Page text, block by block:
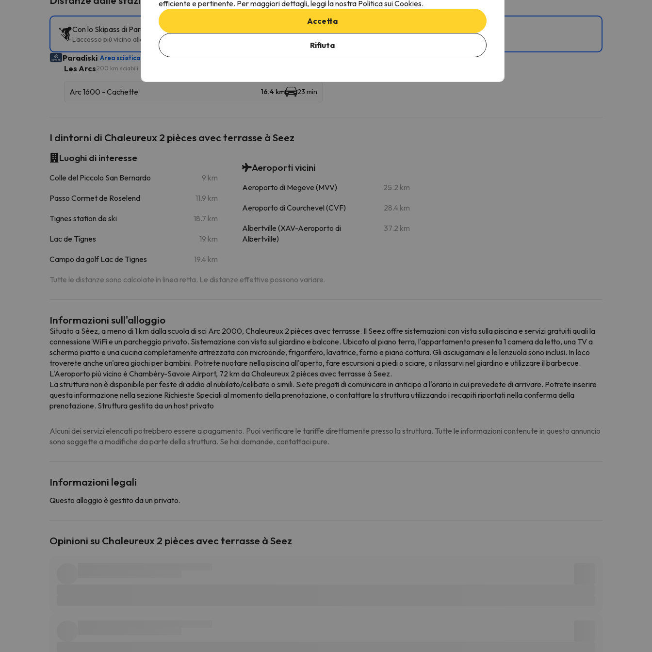
Con lo Skipass di Paradiski puoi accedere a diverse località sciistiche e goderti 425 km di piste.
L'accesso più vicino alle piste è Arc 1600 - Cachette a Les Arcs. Puoi sciare anche a Les Arcs.
Paradiski Area sciistica 425 km sciabili
Les Arcs 200 km sciabili
Arc 1600 - Cachette 16.4 km 23 min
I dintorni di Chaleureux 2 pièces avec terrasse à Seez
Luoghi di interesse
Colle del Piccolo San Bernardo 9 km
Passo Cormet de Roselend 11.9 km
Tignes station de ski 18.7 km
Lac de Tignes 19 km
Campo da golf Lac de Tignes 19.4 km
Aeroporti vicini
Aeroporto di Megeve (MVV) 25.2 km
Aeroporto di Courchevel (CVF) 28.4 km
Albertville (XAV-Aeroporto di
Albertville)
37.2 km
Tutte le distanze sono calcolate in linea retta. Le distanze effettive possono variare.
Informazioni sull'alloggio
Situato a Séez, a meno di 1 km dalla scuola di sci Arc 2000, Chaleureux 2 pièces avec terrasse. Il Seez offre sistemazioni con vista sulla piscina e servizi gratuiti quali la
connessione WiFi e un parcheggio privato. Sistemazione con vista sul giardino e balcone. Ubicato al piano terra, l'appartamento presenta 1 camera da letto, una TV a
schermo piatto e una cucina completamente attrezzata con microonde, frigorifero, lavatrice, forno e piano cottura. Gli asciugamani e le lenzuola sono inclusi. In loco
troverete anche un'area giochi per bambini. Potrete nuotare nella piscina all'aperto, fare escursioni a piedi o sciare, o rilassarvi nel giardino e utilizzare il barbecue.
L'Aeroporto più vicino è Chambéry-Savoie Airport, 72 km da Chaleureux 2 pièces avec terrasse à Seez.
La struttura non è disponibile per feste di addio al nubilato/celibato o simili. Siete pregati di comunicare in anticipo a l'orario in cui prevedete di arrivare. Potrete inserire
questa informazione nella sezione Richieste Speciali al momento della prenotazione, o contattare la struttura utilizzando i recapiti riportati nella conferma della
prenotazione. Struttura gestita da un host privato
Alcuni dei servizi elencati potrebbero essere a pagamento. Puoi verificare le tariffe direttamente presso la struttura. Tutte le informazioni contenute in questo annuncio
sono soggette a modifiche da parte della struttura. Se hai domande, contattaci pure.
Informazioni legali
Questo alloggio è gestito da un privato.
Opinioni su Chaleureux 2 pièces avec terrasse à Seez
efficiente e pertinente. Per maggiori dettagli, leggi la nostra Politica sui Cookies.
Accetta
Rifiuta